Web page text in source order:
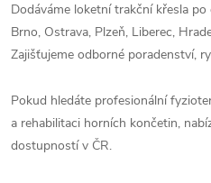
Dodáváme loketní trakční křesla po
Brno, Ostrava, Plzeň, Liberec,
Zajišťujeme odborné poradenství,
Pokud hledáte profesionální
a rehabilitaci horních končetin,
dostupností v ČR.